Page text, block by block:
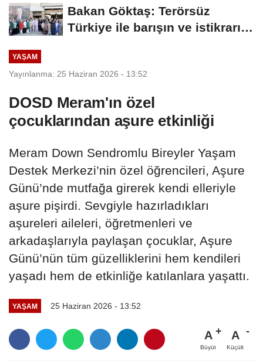
Bakan Göktaş: Terörsüz
Türkiye ile barışın ve istikrarın
YAŞAM
Yayınlanma: 25 Haziran 2026 - 13:52
DOSD Meram'ın özel
çocuklarından aşure etkinliği
Meram Down Sendromlu Bireyler Yaşam
Destek Merkezi’nin özel öğrencileri, Aşure
Günü’nde mutfağa girerek kendi elleriyle
aşure pişirdi. Sevgiyle hazırladıkları
aşureleri aileleri, öğretmenleri ve
arkadaşlarıyla paylaşan çocuklar, Aşure
Günü’nün tüm güzelliklerini hem kendileri
yaşadı hem de etkinliğe katılanlara yaşattı.
YAŞAM 25 Haziran 2026 - 13:52
A
Büyüt
A
Küçült